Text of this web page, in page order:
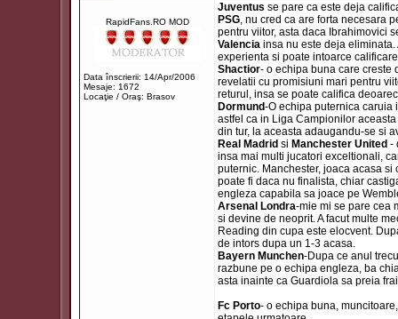
RapidFans.RO MOD
Data înscrierii: 14/Apr/2006
Mesaje: 1672
Locaţie / Oraş: Brasov
Juventus se pare ca este deja
PSG, nu cred ca are forta necesara
pentru viitor, asta daca Ibrahimovici
Valencia insa nu este deja
experienta si poate intoarce
Shactior- o echipa buna care creste
revelatii cu promisiuni mari pentru
returul, insa se poate califica
Dormund-O echipa puternica caruia
astfel ca in Liga Campionilor
din tur, la aceasta adaugandu-se si
Real Madrid si Manchester United -
insa mai multi jucatori exceltionali,
puternic. Manchester, joaca acasa
poate fi daca nu finalista, chiar
engleza capabila sa joace pe
Arsenal Londra-mie mi se pare cea
si devine de neoprit. A facut multe
Reading din cupa este elocvent.
de intors dupa un 1-3 acasa.
Bayern Munchen-Dupa ce anul
razbune pe o echipa engleza, ba
asta inainte ca Guardiola sa preia
Fc Porto- o echipa buna,